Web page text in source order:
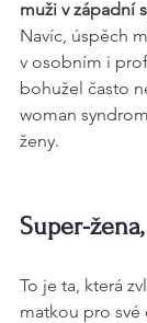
muži v západní
Navíc, úspěch
v osobním i
bohužel často
woman
ženy.
Super-
To je ta, která
matkou pro